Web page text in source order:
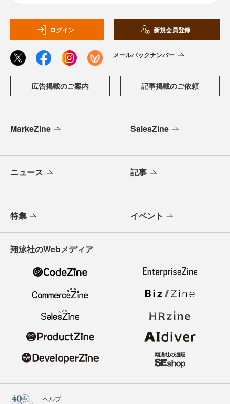
ログイン 新規会員登録
メールバックナンバー
広告掲載のご案内 記事掲載のご依頼
MarkeZine SalesZine
ニュース 記事
特集 イベント
翔泳社のWebメディア
ヘルプ